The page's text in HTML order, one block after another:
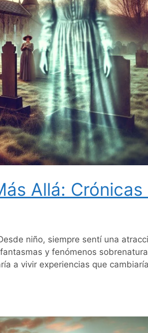
Allá: Crónicas
niño, siempre sentí una
y fenómenos
a vivir experiencias que